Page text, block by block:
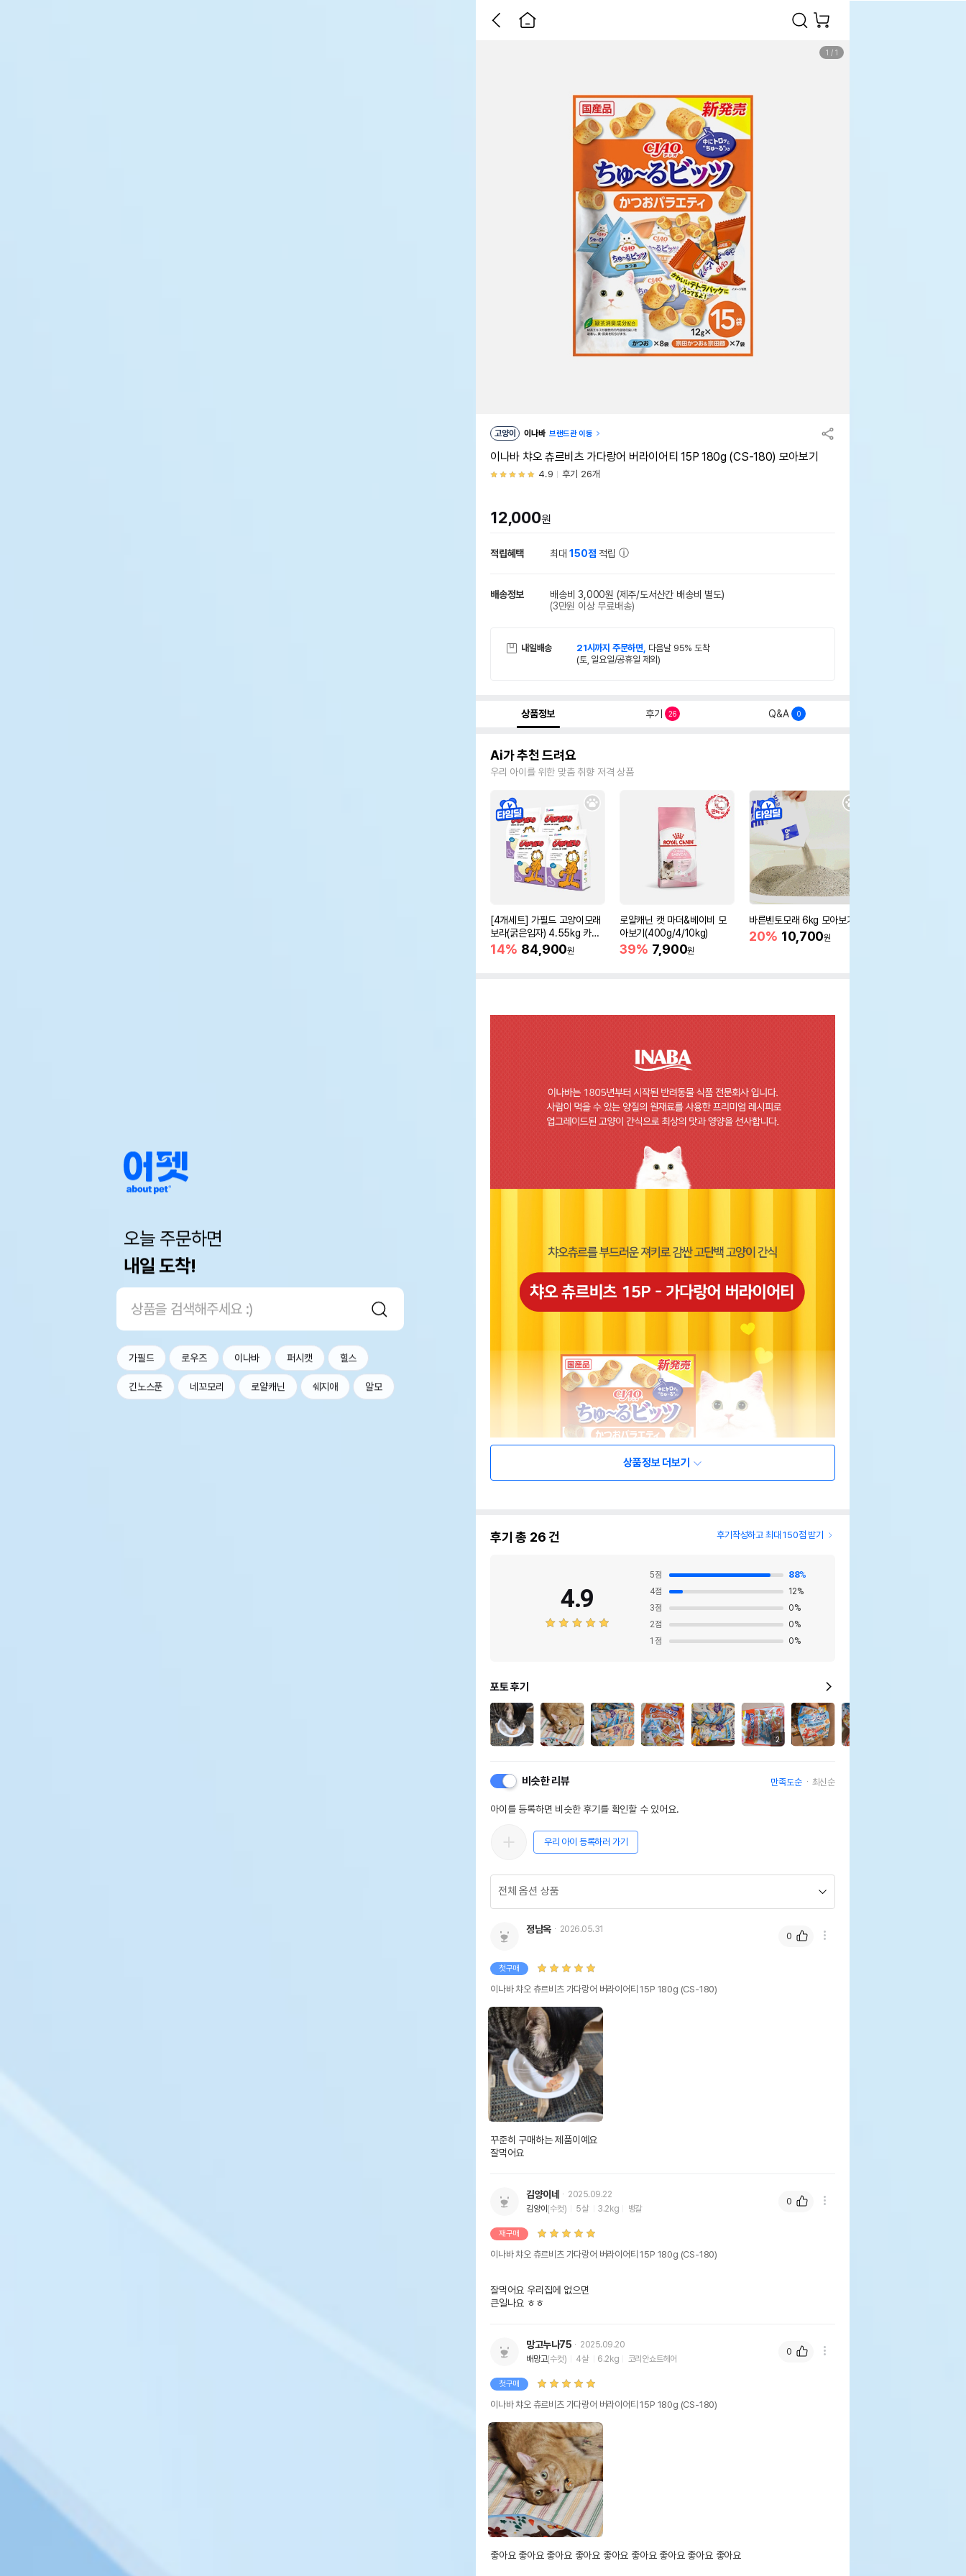
오늘 주문하면
내일 도착!
가필드 로우즈 이나바 퍼시캣 힐스
긴노스푼 네꼬모리 로얄캐닌 쉐지애 알모
1 / 1
고양이 이나바 브랜드관 이동
이나바 챠오 츄르비츠 가다랑어 버라이어티 15P 180g (CS-180) 모아보기
4.9 후기 26개
12,000원
적립혜택 최대150점 적립
배송정보 배송비 3,000원 (제주/도서산간 배송비 별도)
(3만원 이상 무료배송)
내일배송 21시까지 주문하면, 다음날 95% 도착
(토, 일요일/공휴일 제외)
상품정보 후기 26 Q&A 0
Ai가 추천 드려요
우리 아이를 위한 맞춤 취향 저격 상품
[4개세트] 가필드 고양이모래
보라(굵은입자) 4.55kg 카사
바모래
14% 84,900원
로얄캐닌 캣 마더&베이비 모
아보기(400g/4/10kg)
39% 7,900원
바른벤토모래 6kg 모아보기
20% 10,700원
상품정보 더보기
후기 총 26건 후기작성하고 최대 150점 받기
4.9
5점 88%
4점 12%
3점 0%
2점 0%
1 점 0%
포토 후기
2
비슷한 리뷰 만족도순 최신순
아이를 등록하면 비슷한 후기를 확인할 수 있어요.
우리 아이 등록하러 가기
정남옥 2026.05.31
첫구매
이나바 챠오 츄르비츠 가다랑어 버라이어티 15P 180g (CS-180)
꾸준히 구매하는 제품이예요
잘먹어요
0
김양이네
2025.09.22
김양이(수컷) 5살 3.2kg 뱅갈
재구매
이나바 챠오 츄르비츠 가다랑어 버라이어티 15P 180g (CS-180)
잘먹어요 우리집에 없으면
큰일나요 ㅎㅎ
0
망고누나75
2025.09.20
배망고(수컷) 4살 6.2kg 코리안쇼트헤어
첫구매
이나바 챠오 츄르비츠 가다랑어 버라이어티 15P 180g (CS-180)
좋아요 좋아요 좋아요 좋아요 좋아요 좋아요 좋아요 좋아요 좋아요
0